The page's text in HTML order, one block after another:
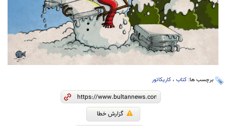
برچسب ها: کتاب ، کاریکاتور
گزارش خطا